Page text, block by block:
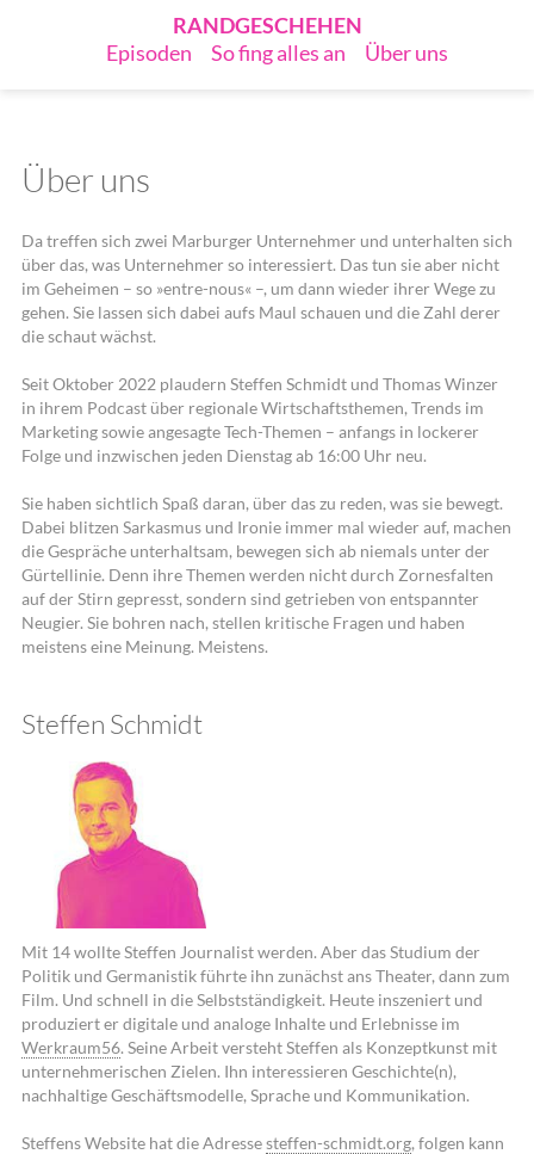
RANDGESCHEHEN
Episoden
So fing alles an Über uns
Über uns
Da treffen sich zwei Marburger Unternehmer und unterhalten sich
über das, was Unternehmer so interessiert. Das tun sie aber nicht
im Geheimen – so »entre-nous« –, um dann wieder ihrer Wege zu
gehen. Sie lassen sich dabei aufs Maul schauen und die Zahl derer
die schaut wächst.
Seit Oktober 2022 plaudern Steffen Schmidt und Thomas Winzer
in ihrem Podcast über regionale Wirtschaftsthemen, Trends im
Marketing sowie angesagte Tech-Themen – anfangs in lockerer
Folge und inzwischen jeden Dienstag ab 16:00 Uhr neu.
Sie haben sichtlich Spaß daran, über das zu reden, was sie bewegt.
Dabei blitzen Sarkasmus und Ironie immer mal wieder auf, machen
die Gespräche unterhaltsam, bewegen sich ab niemals unter der
Gürtellinie. Denn ihre Themen werden nicht durch Zornesfalten
auf der Stirn gepresst, sondern sind getrieben von entspannter
Neugier. Sie bohren nach, stellen kritische Fragen und haben
meistens eine Meinung. Meistens.
Steffen Schmidt
Mit 14 wollte Steffen Journalist werden. Aber das Studium der
Politik und Germanistik führte ihn zunächst ans Theater, dann zum
Film. Und schnell in die Selbstständigkeit. Heute inszeniert und
produziert er digitale und analoge Inhalte und Erlebnisse im
Werkraum56. Seine Arbeit versteht Steffen als Konzeptkunst mit
unternehmerischen Zielen. Ihn interessieren Geschichte(n),
nachhaltige Geschäftsmodelle, Sprache und Kommunikation.
Steffens Website hat die Adressesteffen-schmidt.org, folgen kann